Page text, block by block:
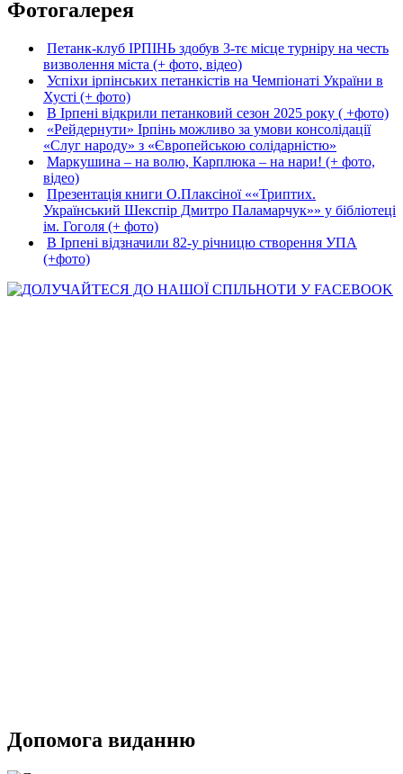
Фотогалерея
Петанк-клуб ІРПІНЬ здобув 3-тє місце турніру на честь
визволення міста (+ фото, відео)
Успіхи ірпінських петанкістів на Чемпіонаті України в
Хусті (+ фото)
В Ірпені відкрили петанковий сезон 2025 року ( +фото)
«Рейдернути» Ірпінь можливо за умови консолідації
«Слуг народу» з «Європейською солідарністю»
Маркушина – на волю, Карплюка – на нари! (+ фото,
відео)
Презентація книги О.Плаксіної ««Триптих.
Український Шекспір Дмитро Паламарчук»» у бібліотеці
ім. Гоголя (+ фото)
В Ірпені відзначили 82-у річницю створення УПА
(+фото)
Допомога виданню